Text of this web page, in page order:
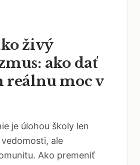
živý
ako dať
reálnu moc v
je úlohou školy len
ale
Ako premeniť